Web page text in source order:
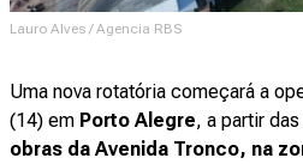
Lauro Alves / Agencia RBS
Uma nova rotatória começará a
(14) em Porto Alegre, a partir
obras da Avenida Tronco, na